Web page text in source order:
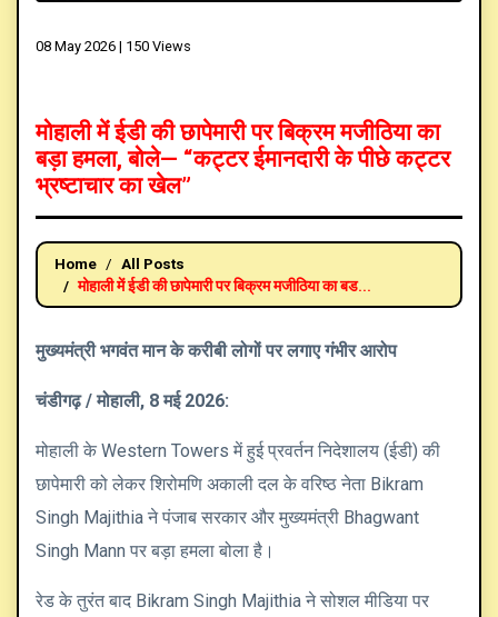
08 May 2026 | 150 Views
मोहाली में ईडी की छापेमारी पर बिक्रम मजीठिया का
बड़ा हमला, बोले— “कट्टर ईमानदारी के पीछे कट्टर
भ्रष्टाचार का खेल”
Home
All Posts
मोहाली में ईडी की छापेमारी पर बिक्रम मजीठिया का बड...
मुख्यमंत्री भगवंत मान के करीबी लोगों पर लगाए गंभीर आरोप
चंडीगढ़ / मोहाली, 8 मई 2026:
मोहाली के Western Towers में हुई प्रवर्तन निदेशालय (ईडी) की
छापेमारी को लेकर शिरोमणि अकाली दल के वरिष्ठ नेता Bikram
Singh Majithia ने पंजाब सरकार और मुख्यमंत्री Bhagwant
Singh Mann पर बड़ा हमला बोला है।
रेड के तुरंत बाद Bikram Singh Majithia ने सोशल मीडिया पर